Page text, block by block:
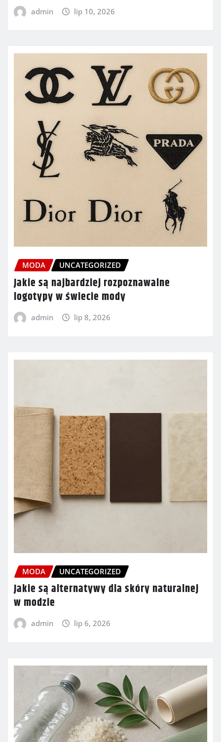
admin lip 10, 2026
MODA UNCATEGORIZED
Jakie są najbardziej rozpoznawalne
logotypy w świecie mody
admin lip 8, 2026
MODA UNCATEGORIZED
Jakie są alternatywy dla skóry naturalnej
w modzie
admin lip 6, 2026